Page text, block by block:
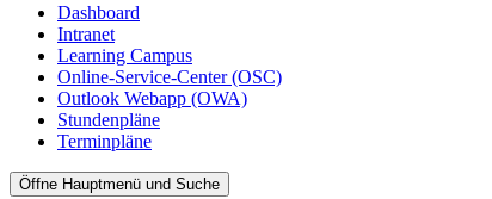
Dashboard
Intranet
Learning Campus
Online-Service-Center (OSC)
Outlook Webapp (OWA)
Stundenpläne
Terminpläne
Öffne Hauptmenü und Suche